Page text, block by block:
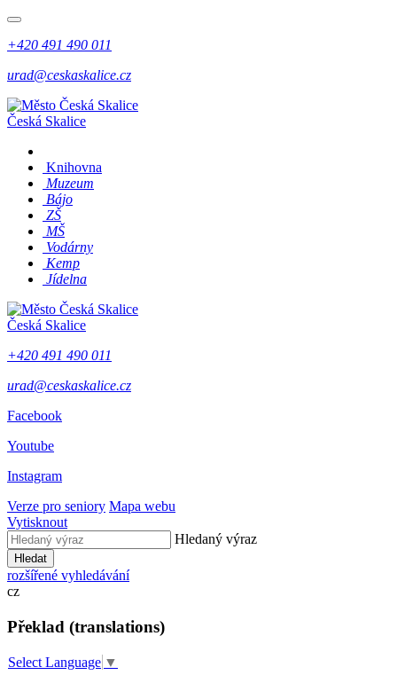
+420 491 490 011
urad@ceskaskalice.cz
Česká Skalice
Knihovna
Muzeum
Bájo
ZŠ
MŠ
Vodárny
Kemp
Jídelna
Česká Skalice
+420 491 490 011
urad@ceskaskalice.cz
Facebook
Youtube
Instagram
Verze pro seniory Mapa webu
Vytisknout
Hledaný výraz
Hledat
rozšířené vyhledávání
cz
Překlad (translations)
Select Language ▼